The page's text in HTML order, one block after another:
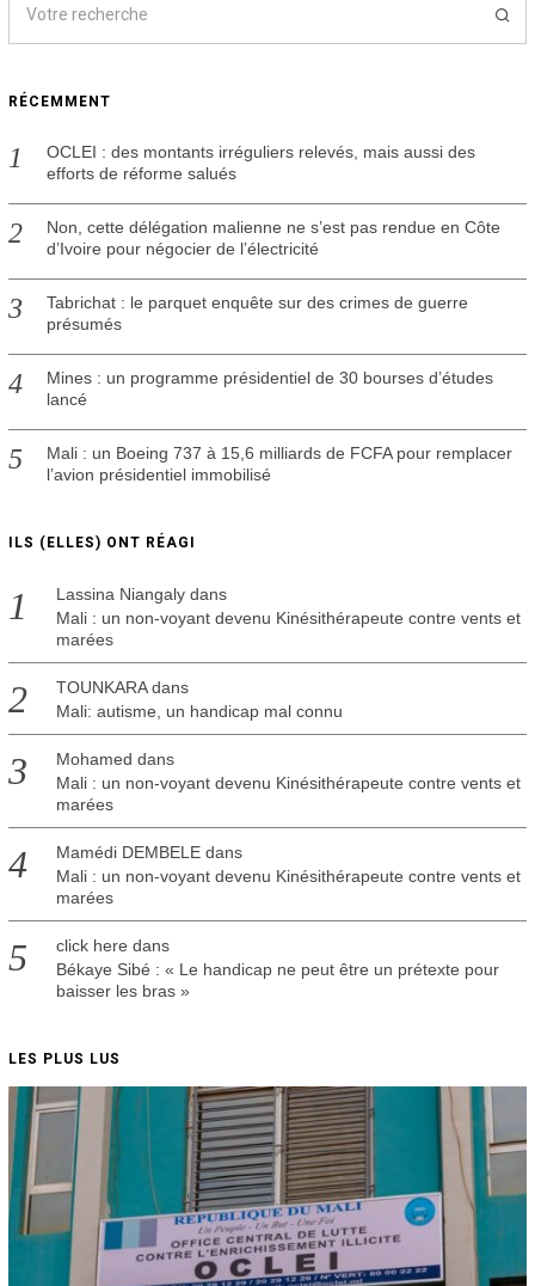
RÉCEMMENT
OCLEI : des montants irréguliers relevés, mais aussi des
efforts de réforme salués
Non, cette délégation malienne ne s’est pas rendue en Côte
d’Ivoire pour négocier de l’électricité
Tabrichat : le parquet enquête sur des crimes de guerre
présumés
Mines : un programme présidentiel de 30 bourses d’études
lancé
Mali : un Boeing 737 à 15,6 milliards de FCFA pour remplacer
l’avion présidentiel immobilisé
ILS (ELLES) ONT RÉAGI
Lassina Niangalydans
Mali : un non-voyant devenu Kinésithérapeute contre vents et
marées
TOUNKARAdans
Mali: autisme, un handicap mal connu
Mohamed dans
Mali : un non-voyant devenu Kinésithérapeute contre vents et
marées
Mamédi DEMBELEdans
Mali : un non-voyant devenu Kinésithérapeute contre vents et
marées
click here dans
Békaye Sibé : « Le handicap ne peut être un prétexte pour
baisser les bras »
LES PLUS LUS